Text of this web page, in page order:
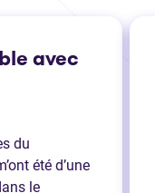
avec
du
été d’une
le